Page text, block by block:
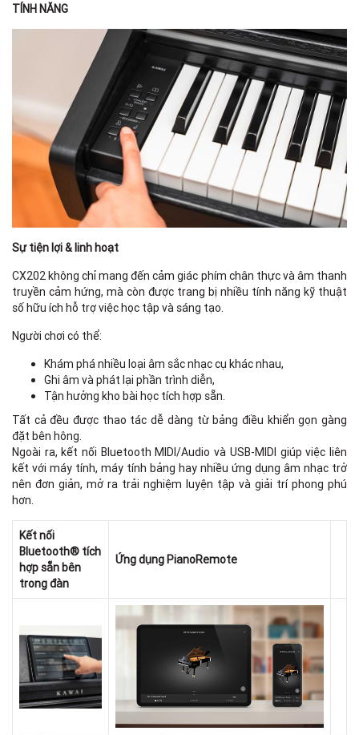
TÍNH NĂNG
Sự tiện lợi & linh hoạt
CX202 không chỉ mang đến cảm giác phím chân thực và âm thanh
truyền cảm hứng, mà còn được trang bị nhiều tính năng kỹ thuật
số hữu ích hỗ trợ việc học tập và sáng tạo.
Người chơi có thể:
Khám phá nhiều loại âm sắc nhạc cụ khác nhau,
Ghi âm và phát lại phần trình diễn,
Tận hưởng kho bài học tích hợp sẵn.
Tất cả đều được thao tác dễ dàng từ bảng điều khiển gọn gàng
đặt bên hông.
Ngoài ra, kết nối Bluetooth MIDI/Audio và USB-MIDI giúp việc liên
kết với máy tính, máy tính bảng hay nhiều ứng dụng âm nhạc trở
nên đơn giản, mở ra trải nghiệm luyện tập và giải trí phong phú
hơn.
Kết nối
Bluetooth® tích
hợp sẵn bên
trong đàn
Ứng dụng PianoRemote